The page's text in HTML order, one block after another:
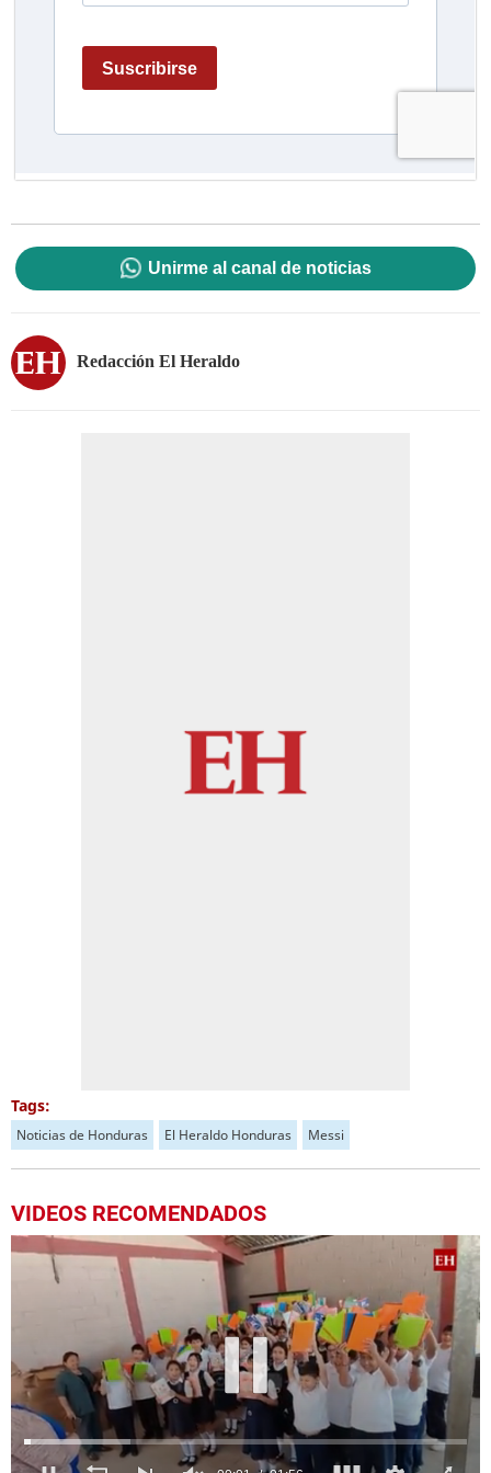
Unirme al canal de noticias
Redacción El Heraldo
Tags:
Noticias de Honduras El Heraldo Honduras Messi
VIDEOS RECOMENDADOS